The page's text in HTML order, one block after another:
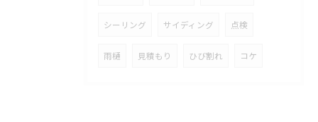
シーリング サイディング 点検
雨樋 見積もり ひび割れ コケ